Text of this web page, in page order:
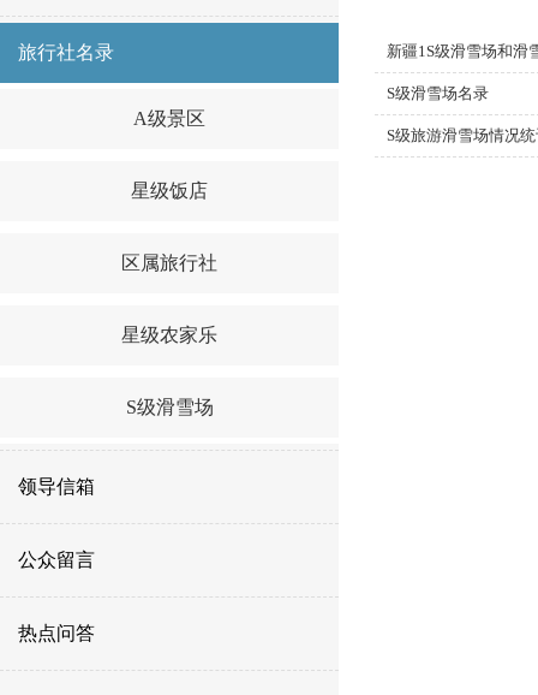
旅行社名录
A级景区
星级饭店
区属旅行社
星级农家乐
S级滑雪场
领导信箱
公众留言
热点问答
新疆1S级滑雪场和滑
S级滑雪场名录
S级旅游滑雪场情况